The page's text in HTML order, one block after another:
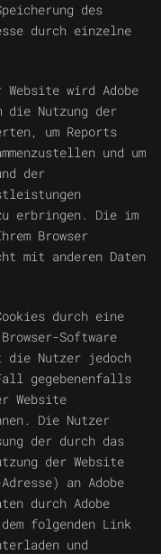
des
durch einzelne
wird Adobe
die Nutzung der
um Reports
und um
der
erbringen. Die im
Browser
mit anderen Daten
durch eine
Software
die Nutzer jedoch
gegebenenfalls
Website
Die Nutzer
der durch das
der Website
an Adobe
durch Adobe
folgenden Link
und